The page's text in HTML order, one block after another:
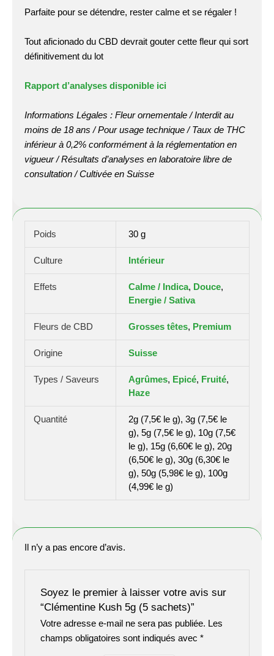
Parfaite pour se détendre, rester calme et se régaler !
Tout aficionado du CBD devrait gouter cette fleur qui sort
définitivement du lot
Rapport d’analyses disponible ici
Informations Légales : Fleur ornementale / Interdit au
moins de 18 ans / Pour usage technique / Taux de THC
inférieur à 0,2% conformément à la réglementation en
vigueur / Résultats d’analyses en laboratoire libre de
consultation / Cultivée en Suisse
Poids 30 g
Culture Intérieur
Effets Calme / Indica, Douce,
Energie / Sativa
Fleurs de CBD Grosses têtes, Premium
Origine Suisse
Types / Saveurs Agrûmes, Epicé, Fruité,
Haze
Quantité
2g (7,5€ le g), 3g (7,5€ le
g), 5g (7,5€ le g), 10g (7,5€
le g), 15g (6,60€ le g), 20g
(6,50€ le g), 30g (6,30€ le
g), 50g (5,98€ le g), 100g
(4,99€ le g)
Il n’y a pas encore d’avis.
Soyez le premier à laisser votre avis sur
“Clémentine Kush 5g (5 sachets)”
Votre adresse e-mail ne sera pas publiée. Les
champs obligatoires sont indiqués avec*